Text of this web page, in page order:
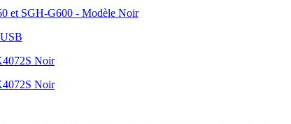
et SGH-G600 - Modèle Noir
Noir
Noir